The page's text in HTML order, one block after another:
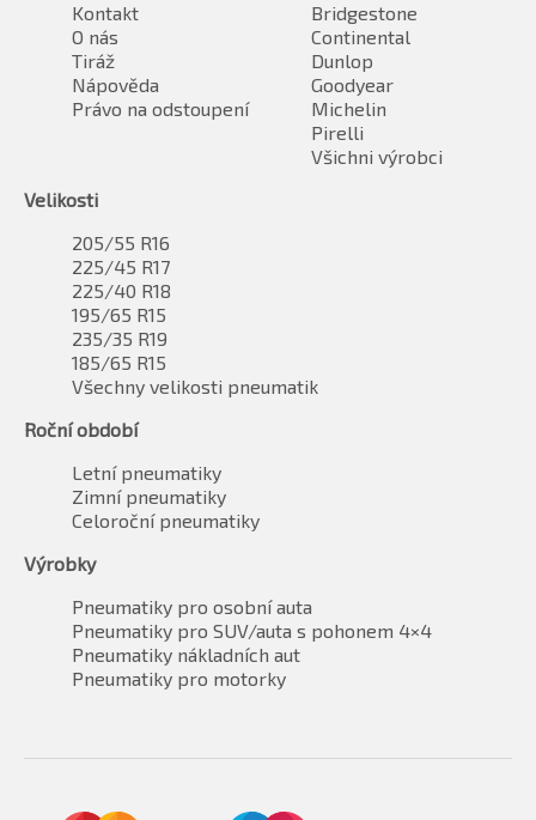
Kontakt
O nás
Tiráž
Nápověda
Právo na odstoupení
Bridgestone
Continental
Dunlop
Goodyear
Michelin
Pirelli
Všichni výrobci
Velikosti
205/55 R16
225/45 R17
225/40 R18
195/65 R15
235/35 R19
185/65 R15
Všechny velikosti pneumatik
Roční období
Letní pneumatiky
Zimní pneumatiky
Celoroční pneumatiky
Výrobky
Pneumatiky pro osobní auta
Pneumatiky pro SUV/auta s pohonem 4×4
Pneumatiky nákladních aut
Pneumatiky pro motorky